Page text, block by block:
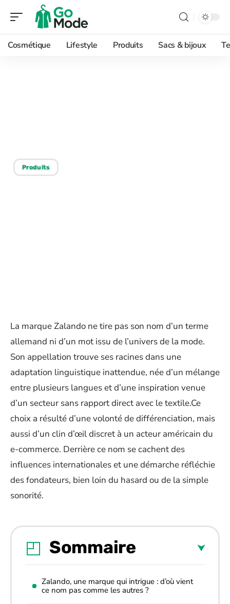
Cosmétique Lifestyle Produits Sacs & bijoux
Produits
La marque Zalando ne tire pas son nom d’un terme
allemand ni d’un mot issu de l’univers de la mode.
Son appellation trouve ses racines dans une
adaptation linguistique inattendue, née d’un mélange
entre plusieurs langues et d’une inspiration venue
d’un secteur sans rapport direct avec le textile.Ce
choix a résulté d’une volonté de différenciation, mais
aussi d’un clin d’œil discret à un acteur américain du
e-commerce. Derrière ce nom se cachent des
influences internationales et une démarche réfléchie
des fondateurs, bien loin du hasard ou de la simple
sonorité.
Sommaire
Zalando, une marque qui intrigue : d’où vient
ce nom pas comme les autres ?